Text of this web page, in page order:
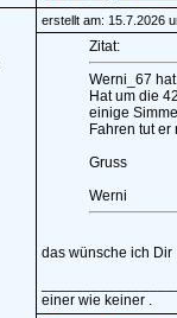
erstellt am: 15.7.2026
Zitat:
Werni_67
Hat um die
einige
Fahren tut
Gruss
Werni
das wünsche ich Dir
einer wie keiner .